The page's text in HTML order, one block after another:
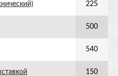
225
500
540
150